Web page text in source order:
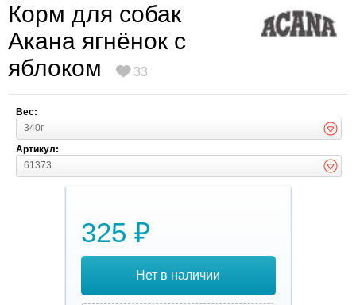
Корм для собак
Акана ягнёнок с
яблоком
33
Вес:
340г
Артикул:
61373
325 ₽
Нет в наличии